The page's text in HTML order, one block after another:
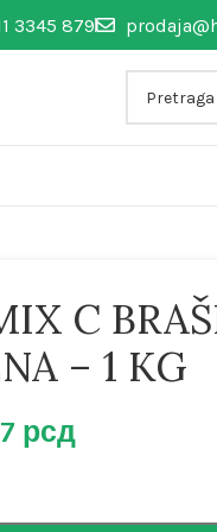
3345 879
C
– 1 KG
рсд